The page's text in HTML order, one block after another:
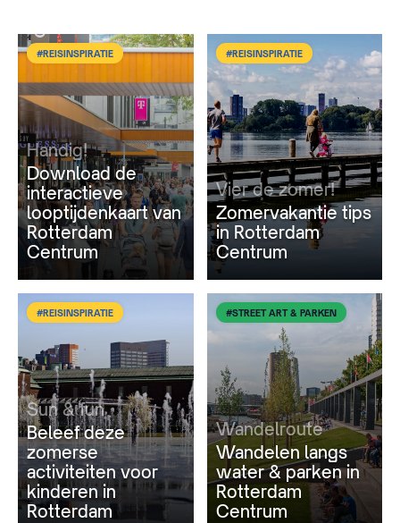
#REISINSPIRATIE
Handig!
Download de
interactieve
looptijdenkaart van
Rotterdam
Centrum
#REISINSPIRATIE
Vier de zomer!
Zomervakantie tips
in Rotterdam
Centrum
#REISINSPIRATIE
Sun & fun
Beleef deze
zomerse
activiteiten voor
kinderen in
Rotterdam
#STREET ART & PARKEN
Wandelroute
Wandelen langs
water & parken in
Rotterdam
Centrum